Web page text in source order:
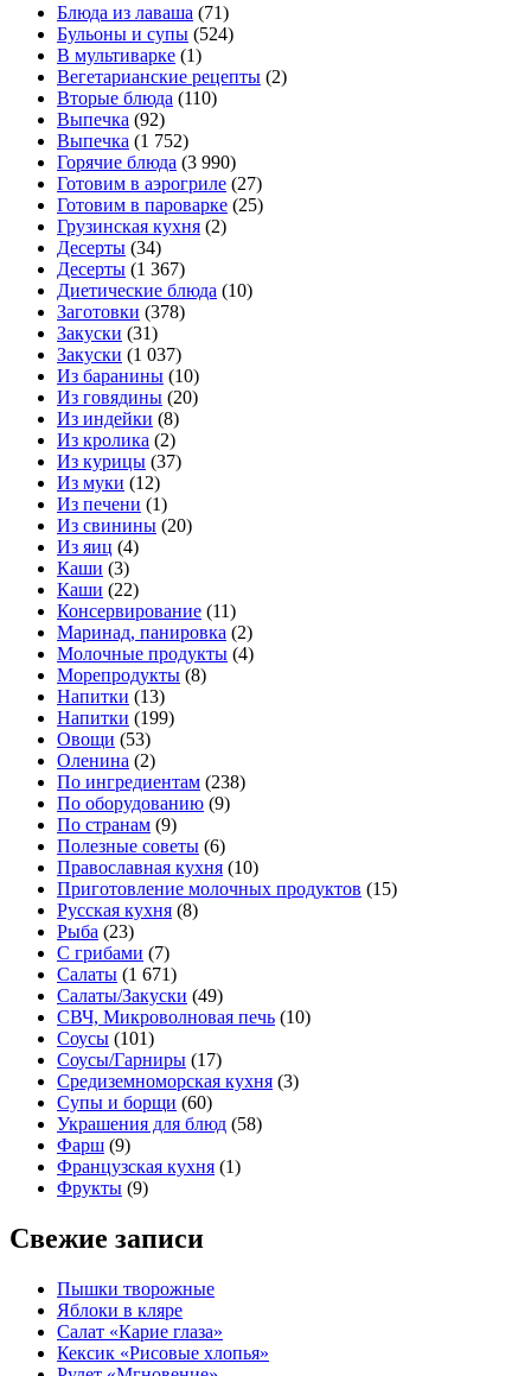
Блюда из лаваша (71)
Бульоны и супы (524)
В мультиварке (1)
Вегетарианские рецепты (2)
Вторые блюда (110)
Выпечка (92)
Выпечка (1 752)
Горячие блюда (3 990)
Готовим в аэрогриле (27)
Готовим в пароварке (25)
Грузинская кухня (2)
Десерты (34)
Десерты (1 367)
Диетические блюда (10)
Заготовки (378)
Закуски (31)
Закуски (1 037)
Из баранины (10)
Из говядины (20)
Из индейки (8)
Из кролика (2)
Из курицы (37)
Из муки (12)
Из печени (1)
Из свинины (20)
Из яиц (4)
Каши (3)
Каши (22)
Консервирование (11)
Маринад, панировка (2)
Молочные продукты (4)
Морепродукты (8)
Напитки (13)
Напитки (199)
Овощи (53)
Оленина (2)
По ингредиентам (238)
По оборудованию (9)
По странам (9)
Полезные советы (6)
Православная кухня (10)
Приготовление молочных продуктов (15)
Русская кухня (8)
Рыба (23)
С грибами (7)
Салаты (1 671)
Салаты/Закуски (49)
СВЧ, Микроволновая печь (10)
Соусы (101)
Соусы/Гарниры (17)
Средиземноморская кухня (3)
Супы и борщи (60)
Украшения для блюд (58)
Фарш (9)
Французская кухня (1)
Фрукты (9)
Свежие записи
Пышки творожные
Яблоки в кляре
Салат «Карие глаза»
Кексик «Рисовые хлопья»